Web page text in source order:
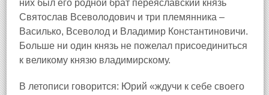
них был его родной брат переяславский князь
Святослав Всеволодович и три племянника –
Василько, Всеволод и Владимир Константиновичи.
Больше ни один князь не пожелал присоединиться
к великому князю владимирскому.
В летописи говорится: Юрий «ждучи к себе своего